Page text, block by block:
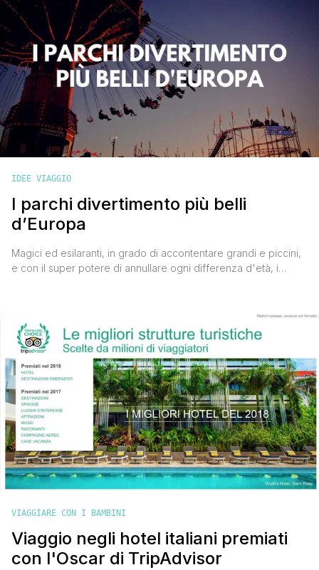
IDEE VIAGGIO
I parchi divertimento più belli
d’Europa
Magici ed esilaranti, in grado di accontentare grandi e piccini,
e con il super potere di annullare ogni differenza d'età, i
famiglia. Sono luoghi in cui non esiste tempo, in grado di far
sparire momentaneamente qualsiasi tipo di [']
VIAGGIARE CON I BAMBINI
Viaggio negli hotel italiani premiati
con l'Oscar di TripAdvisor